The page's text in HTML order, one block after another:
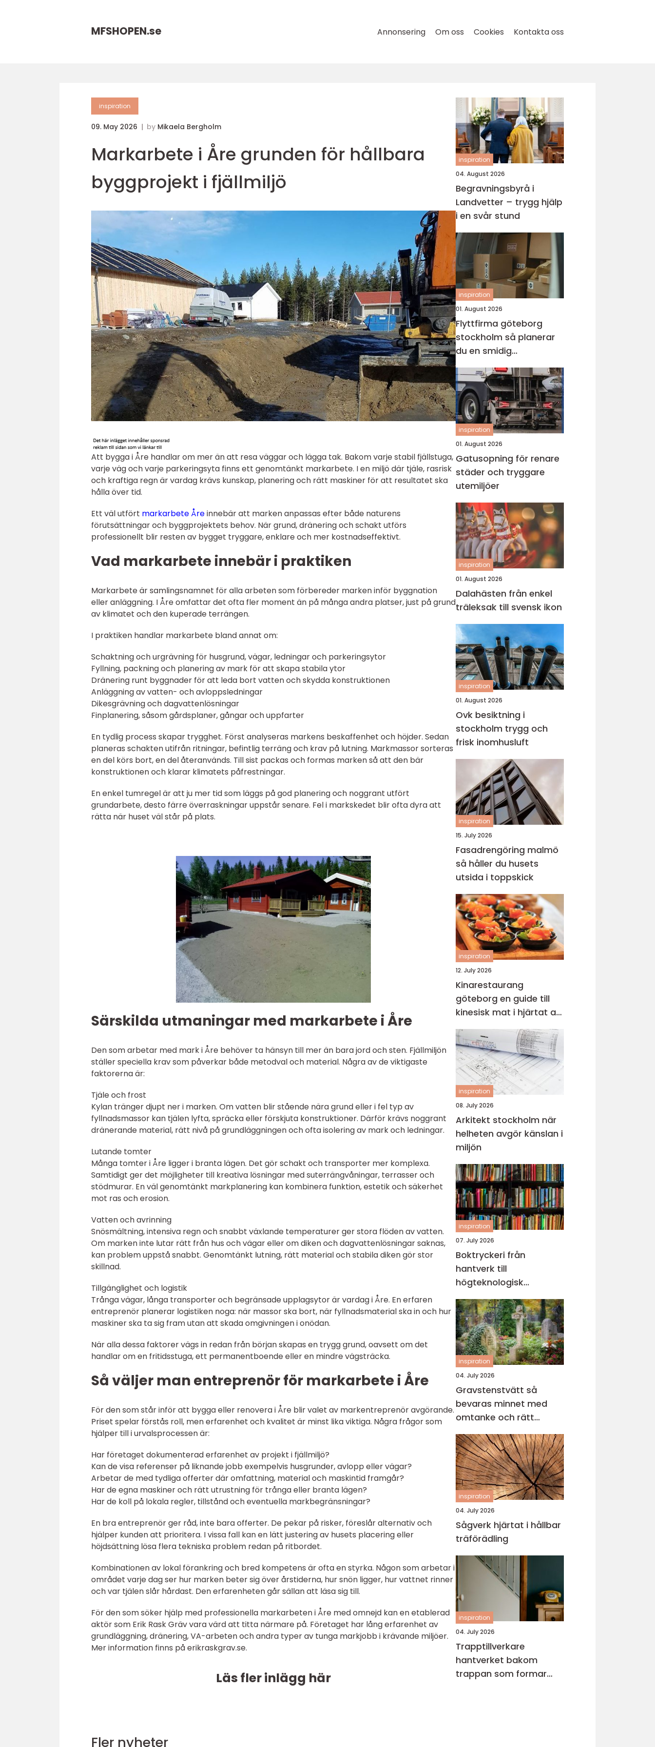
MFSHOPEN.se Annonsering Om oss Cookies Kontakta oss
inspiration
09. May 2026 by Mikaela Bergholm
Markarbete i Åre grunden för hållbara
byggprojekt i fjällmiljö
Att bygga i Åre handlar om mer än att resa väggar och lägga tak. Bakom varje stabil fjällstuga,
varje väg och varje parkeringsyta finns ett genomtänkt markarbete. I en miljö där tjäle, rasrisk
och kraftiga regn är vardag krävs kunskap, planering och rätt maskiner för att resultatet ska
hålla över tid.
Ett väl utfört markarbete Åreinnebär att marken anpassas efter både naturens
förutsättningar och byggprojektets behov. När grund, dränering och schakt utförs
professionellt blir resten av bygget tryggare, enklare och mer kostnadseffektivt.
Vad markarbete innebär i praktiken
Markarbete är samlingsnamnet för alla arbeten som förbereder marken inför byggnation
eller anläggning. I Åre omfattar det ofta fler moment än på många andra platser, just på grund
av klimatet och den kuperade terrängen.
I praktiken handlar markarbete bland annat om:
Schaktning och urgrävning för husgrund, vägar, ledningar och parkeringsytor
Fyllning, packning och planering av mark för att skapa stabila ytor
Dränering runt byggnader för att leda bort vatten och skydda konstruktionen
Anläggning av vatten- och avloppsledningar
Dikesgrävning och dagvattenlösningar
Finplanering, såsom gårdsplaner, gångar och uppfarter
En tydlig process skapar trygghet. Först analyseras markens beskaffenhet och höjder. Sedan
planeras schakten utifrån ritningar, befintlig terräng och krav på lutning. Markmassor sorteras
en del körs bort, en del återanvänds. Till sist packas och formas marken så att den bär
konstruktionen och klarar klimatets påfrestningar.
En enkel tumregel är att ju mer tid som läggs på god planering och noggrant utfört
grundarbete, desto färre överraskningar uppstår senare. Fel i markskedet blir ofta dyra att
rätta när huset väl står på plats.
Särskilda utmaningar med markarbete i Åre
Den som arbetar med mark i Åre behöver ta hänsyn till mer än bara jord och sten. Fjällmiljön
ställer speciella krav som påverkar både metodval och material. Några av de viktigaste
faktorerna är:
Tjäle och frost
Kylan tränger djupt ner i marken. Om vatten blir stående nära grund eller i fel typ av
fyllnadsmassor kan tjälen lyfta, spräcka eller förskjuta konstruktioner. Därför krävs noggrant
dränerande material, rätt nivå på grundläggningen och ofta isolering av mark och ledningar.
Lutande tomter
Många tomter i Åre ligger i branta lägen. Det gör schakt och transporter mer komplexa.
Samtidigt ger det möjligheter till kreativa lösningar med suterrängvåningar, terrasser och
stödmurar. En väl genomtänkt markplanering kan kombinera funktion, estetik och säkerhet
mot ras och erosion.
Vatten och avrinning
Snösmältning, intensiva regn och snabbt växlande temperaturer ger stora flöden av vatten.
Om marken inte lutar rätt från hus och vägar eller om diken och dagvattenlösningar saknas,
kan problem uppstå snabbt. Genomtänkt lutning, rätt material och stabila diken gör stor
skillnad.
Tillgänglighet och logistik
Trånga vägar, långa transporter och begränsade upplagsytor är vardag i Åre. En erfaren
entreprenör planerar logistiken noga: när massor ska bort, när fyllnadsmaterial ska in och hur
maskiner ska ta sig fram utan att skada omgivningen i onödan.
När alla dessa faktorer vägs in redan från början skapas en trygg grund, oavsett om det
handlar om en fritidsstuga, ett permanentboende eller en mindre vägsträcka.
Så väljer man entreprenör för markarbete i Åre
För den som står inför att bygga eller renovera i Åre blir valet av markentreprenör avgörande.
Priset spelar förstås roll, men erfarenhet och kvalitet är minst lika viktiga. Några frågor som
hjälper till i urvalsprocessen är:
Har företaget dokumenterad erfarenhet av projekt i fjällmiljö?
Kan de visa referenser på liknande jobb exempelvis husgrunder, avlopp eller vägar?
Arbetar de med tydliga offerter där omfattning, material och maskintid framgår?
Har de egna maskiner och rätt utrustning för trånga eller branta lägen?
Har de koll på lokala regler, tillstånd och eventuella markbegränsningar?
En bra entreprenör ger råd, inte bara offerter. De pekar på risker, föreslår alternativ och
hjälper kunden att prioritera. I vissa fall kan en lätt justering av husets placering eller
höjdsättning lösa flera tekniska problem redan på ritbordet.
Kombinationen av lokal förankring och bred kompetens är ofta en styrka. Någon som arbetar i
området varje dag ser hur marken beter sig över årstiderna, hur snön ligger, hur vattnet rinner
och var tjälen slår hårdast. Den erfarenheten går sällan att läsa sig till.
För den som söker hjälp med professionella markarbeten i Åre med omnejd kan en etablerad
aktör som Erik Rask Gräv vara värd att titta närmare på. Företaget har lång erfarenhet av
grundläggning, dränering, VA-arbeten och andra typer av tunga markjobb i krävande miljöer.
Mer information finns på erikraskgrav.se.
Läs fler inlägg här
inspiration
04. August 2026
Begravningsbyrå i
Landvetter – trygg hjälp
i en svår stund
inspiration
01. August 2026
Flyttfirma göteborg
stockholm så planerar
du en smidig
långdistansflytt
inspiration
01. August 2026
Gatusopning för renare
städer och tryggare
utemiljöer
inspiration
01. August 2026
Dalahästen från enkel
träleksak till svensk ikon
inspiration
01. August 2026
Ovk besiktning i
stockholm trygg och
frisk inomhusluft
inspiration
15. July 2026
Fasadrengöring malmö
så håller du husets
utsida i toppskick
inspiration
12. July 2026
Kinarestaurang
göteborg en guide till
kinesisk mat i hjärtat av
staden
inspiration
08. July 2026
Arkitekt stockholm när
helheten avgör känslan i
miljön
inspiration
07. July 2026
Boktryckeri från
hantverk till
högteknologisk
bokproduktion
inspiration
04. July 2026
Gravstenstvätt så
bevaras minnet med
omtanke och rätt
metod
inspiration
04. July 2026
Sågverk hjärtat i hållbar
träförädling
inspiration
04. July 2026
Trapptillverkare
hantverket bakom
trappan som formar
Fler nyheter